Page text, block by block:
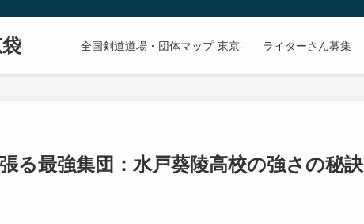
全国剣道道場・団体マップ-東京- ライターさん募集
る最強集団：水戸葵陵高校の強さの秘訣